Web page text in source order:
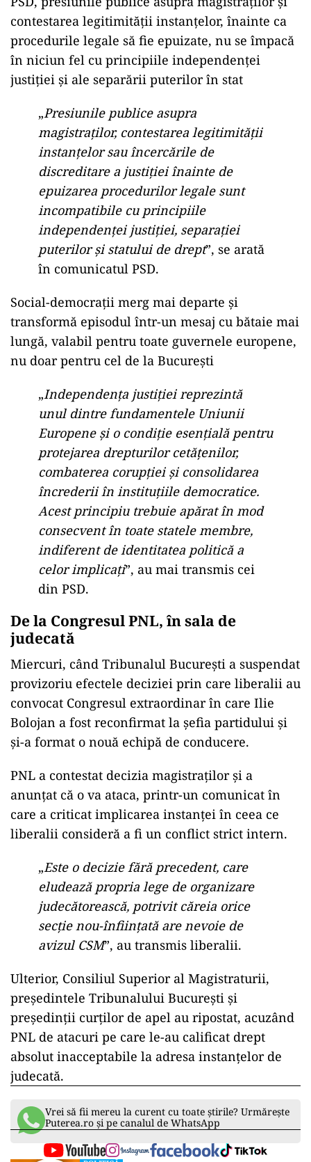
contestarea legitimității instanțelor, înainte ca
procedurile legale să fie epuizate, nu se împacă
în niciun fel cu principiile independenței
justiției și ale separării puterilor în stat
„Presiunile publice asupra
magistraților, contestarea legitimității
instanțelor sau încercările de
discreditare a justiției înainte de
epuizarea procedurilor legale sunt
incompatibile cu principiile
independenței justiției, separației
puterilor și statului de drept”, se arată
în comunicatul PSD.
Social-democrații merg mai departe și
transformă episodul într-un mesaj cu bătaie mai
lungă, valabil pentru toate guvernele europene,
nu doar pentru cel de la București
„Independența justiției reprezintă
unul dintre fundamentele Uniunii
Europene și o condiție esențială pentru
protejarea drepturilor cetățenilor,
combaterea corupției și consolidarea
încrederii în instituțiile democratice.
Acest principiu trebuie apărat în mod
consecvent în toate statele membre,
indiferent de identitatea politică a
celor implicați”, au mai transmis cei
din PSD.
De la Congresul PNL, în sala de
judecată
Miercuri, când Tribunalul București a suspendat
provizoriu efectele deciziei prin care liberalii au
convocat Congresul extraordinar în care Ilie
Bolojan a fost reconfirmat la șefia partidului și
și-a format o nouă echipă de conducere.
PNL a contestat decizia magistraților și a
anunțat că o va ataca, printr-un comunicat în
care a criticat implicarea instanței în ceea ce
liberalii consideră a fi un conflict strict intern.
„Este o decizie fără precedent, care
eludează propria lege de organizare
judecătorească, potrivit căreia orice
secție nou-înființată are nevoie de
avizul CSM”, au transmis liberalii.
Ulterior, Consiliul Superior al Magistraturii,
președintele Tribunalului București și
președinții curților de apel au ripostat, acuzând
PNL de atacuri pe care le-au calificat drept
absolut inacceptabile la adresa instanțelor de
judecată.
Vrei să fii mereu la curent cu toate știrile? Urmărește
Puterea.ro și pe canalul de WhatsApp